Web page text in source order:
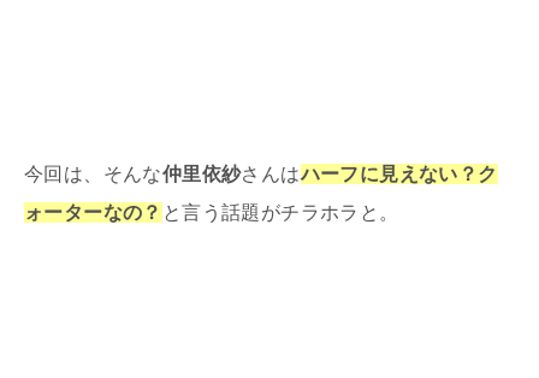
今回は、そんな仲里依紗さんはハーフに見えない？ク
ォーターなの？ と言う話題がチラホラと。